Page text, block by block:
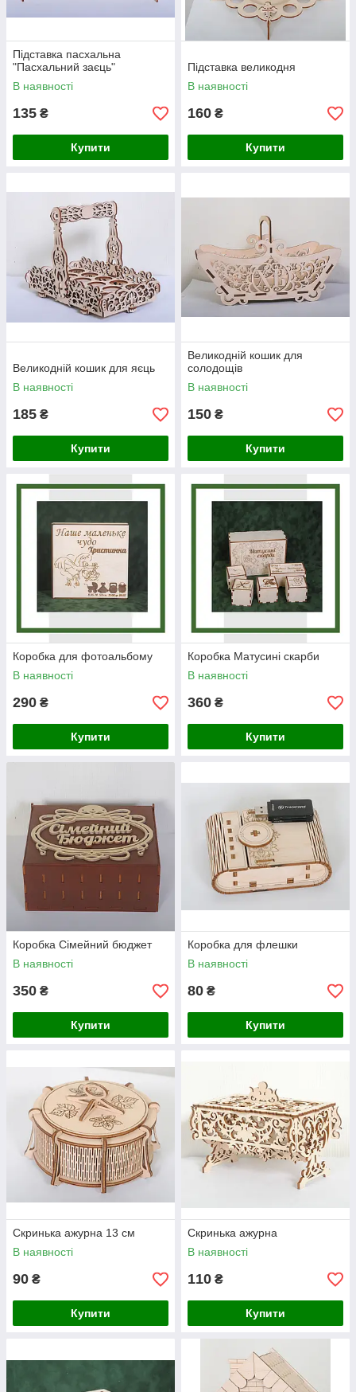
Підставка пасхальна
"Пасхальний заєць"
В наявності
135 ₴
Купити
Підставка великодня
В наявності
160 ₴
Купити
Великодній кошик для яєць
В наявності
185 ₴
Купити
Великодній кошик для
солодощів
В наявності
150 ₴
Купити
Коробка для фотоальбому
В наявності
290 ₴
Купити
Коробка Матусині скарби
В наявності
360 ₴
Купити
Коробка Сімейний бюджет
В наявності
350 ₴
Купити
Коробка для флешки
В наявності
80 ₴
Купити
Скринька ажурна 13 см
В наявності
90 ₴
Купити
Скринька ажурна
В наявності
110 ₴
Купити